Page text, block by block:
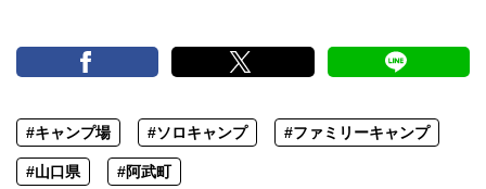
#キャンプ場 #ソロキャンプ #ファミリーキャンプ
#山口県 #阿武町